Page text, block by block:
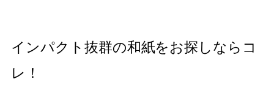
インパクト抜群の和紙をお探しならコ
レ！